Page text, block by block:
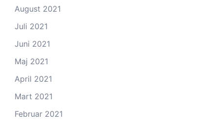
August 2021
Juli 2021
Juni 2021
Maj 2021
April 2021
Mart 2021
Februar 2021